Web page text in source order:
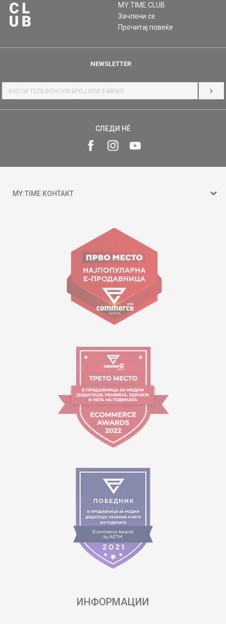
MY:TIME CLUB
Зачлени се
Прочитај повеќе
NEWSLETTER
СЛЕДИ НÉ
MY:TIME КОНТАКТ
ул. Гоце Николовски бр.74 Скопје
contact@mytime.mk
Работно време:
09:00 до 17:00
ИНФОРМАЦИИ